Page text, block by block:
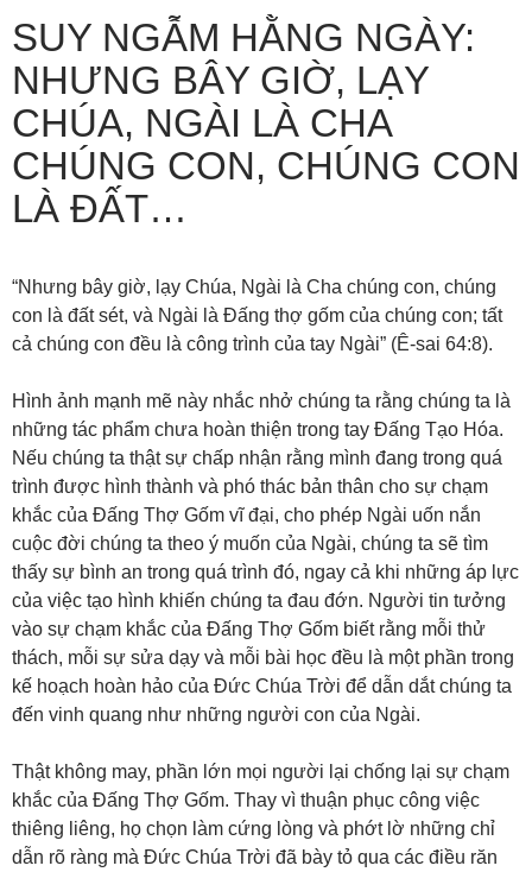
SUY NGẪM HẰNG NGÀY:
NHƯNG BÂY GIỜ, LẠY
CHÚA, NGÀI LÀ CHA
CHÚNG CON, CHÚNG CON
LÀ ĐẤT…
“Nhưng bây giờ, lạy Chúa, Ngài là Cha chúng con, chúng
con là đất sét, và Ngài là Đấng thợ gốm của chúng con; tất
cả chúng con đều là công trình của tay Ngài” (Ê-sai 64:8).
Hình ảnh mạnh mẽ này nhắc nhở chúng ta rằng chúng ta là
những tác phẩm chưa hoàn thiện trong tay Đấng Tạo Hóa.
Nếu chúng ta thật sự chấp nhận rằng mình đang trong quá
trình được hình thành và phó thác bản thân cho sự chạm
khắc của Đấng Thợ Gốm vĩ đại, cho phép Ngài uốn nắn
cuộc đời chúng ta theo ý muốn của Ngài, chúng ta sẽ tìm
thấy sự bình an trong quá trình đó, ngay cả khi những áp lực
của việc tạo hình khiến chúng ta đau đớn. Người tin tưởng
vào sự chạm khắc của Đấng Thợ Gốm biết rằng mỗi thử
thách, mỗi sự sửa dạy và mỗi bài học đều là một phần trong
kế hoạch hoàn hảo của Đức Chúa Trời để dẫn dắt chúng ta
đến vinh quang như những người con của Ngài.
Thật không may, phần lớn mọi người lại chống lại sự chạm
khắc của Đấng Thợ Gốm. Thay vì thuận phục công việc
thiêng liêng, họ chọn làm cứng lòng và phớt lờ những chỉ
dẫn rõ ràng mà Đức Chúa Trời đã bày tỏ qua các điều răn